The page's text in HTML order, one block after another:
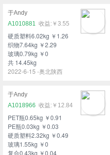
于Andy
A1010881
￥3.55
硬质塑料6.02kg ￥1.26
织物7.64kg ￥2.29
玻璃0.79kg ￥0
共 14.45kg
2022-6-15 -奥北陕西
于Andy
A1018966
￥12.84
PET瓶0.65kg ￥0.91
PE瓶0.03kg ￥0.03
硬质塑料2.32kg ￥0.49
玻璃1.55kg ￥0
复合0.43kg ￥0.04